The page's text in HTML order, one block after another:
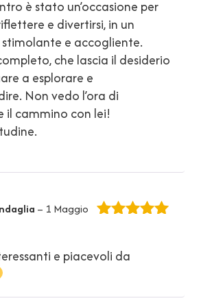
è stato un’occasione per
e divertirsi, in un
e accogliente.
che lascia il desiderio
a esplorare e
Non vedo l’ora di
il cammino con lei!
– 1 Maggio
e piacevoli da